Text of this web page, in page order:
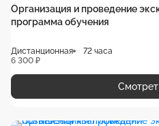
Организация и проведение
программа обучения
Дистанционная
72 часа
6 300 ₽